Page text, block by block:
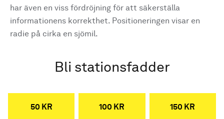
har även en viss fördröjning för att säkerställa
informationens korrekthet. Positioneringen visar en
radie på cirka en sjömil.
Bli stationsfadder
50 KR 100 KR 150 KR